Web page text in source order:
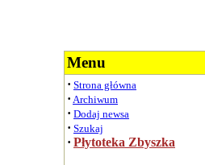
Menu
· Strona główna
· Archiwum
· Dodaj newsa
· Szukaj
· Płytoteka Zbyszka